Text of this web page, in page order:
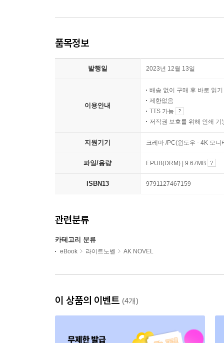
품목정보
발행일 2023년 12월 13일
이용안내
배송 없이 구매 후 바로 읽기
제한없음
TTS 가능
저작권 보호를 위해 인쇄 기
지원기기 크레마 /PC(윈도우 - 4K 모
파일/용량 EPUB(DRM) | 9.67MB
ISBN13 9791127467159
관련분류
카테고리 분류
eBook 라이트노벨 AK NOVEL
이 상품의 이벤트 (4개)